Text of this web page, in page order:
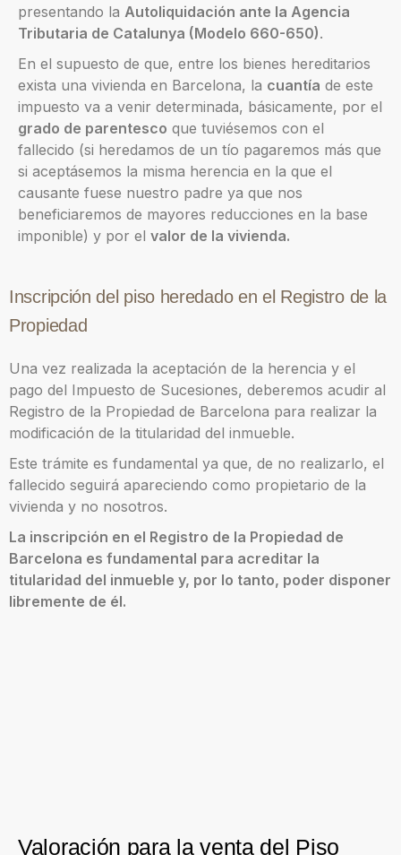
presentando la Autoliquidación ante la Agencia
Tributaria de Catalunya (Modelo 660-650).
En el supuesto de que, entre los bienes hereditarios
exista una vivienda en Barcelona, la cuantía de este
impuesto va a venir determinada, básicamente, por el
grado de parentesco que tuviésemos con el
fallecido (si heredamos de un tío pagaremos más que
si aceptásemos la misma herencia en la que el
causante fuese nuestro padre ya que nos
beneficiaremos de mayores reducciones en la base
imponible) y por el valor de la vivienda.
Inscripción del piso heredado en el Registro de la
Propiedad
Una vez realizada la aceptación de la herencia y el
pago del Impuesto de Sucesiones, deberemos acudir al
Registro de la Propiedad de Barcelona para realizar la
modificación de la titularidad del inmueble.
Este trámite es fundamental ya que, de no realizarlo, el
fallecido seguirá apareciendo como propietario de la
vivienda y no nosotros.
La inscripción en el Registro de la Propiedad de
Barcelona es fundamental para acreditar la
titularidad del inmueble y, por lo tanto, poder disponer
libremente de él.
Valoración para la venta del Piso